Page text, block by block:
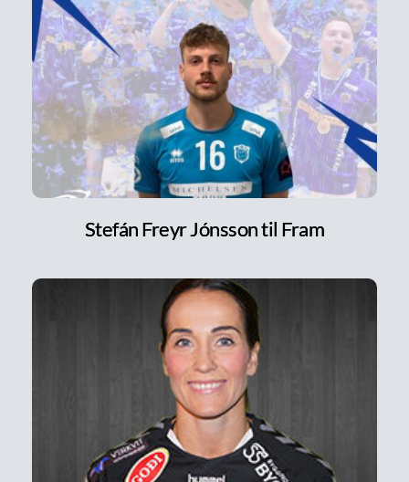
Stefán Freyr Jónsson til Fram